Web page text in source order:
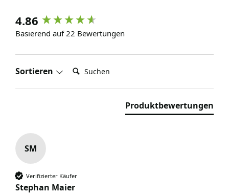
4.86
Basierend auf 22 Bewertungen
Sortieren Suchen:
Produktbewertungen
SM
Verifizierter Käufer
Stephan Maier